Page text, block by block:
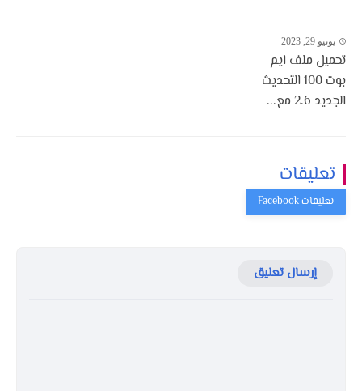
يونيو 29, 2023
تحميل ملف ايم
بوت 100 التحديث
الجديد 2.6 مع...
تعليقات
إرسال تعليق